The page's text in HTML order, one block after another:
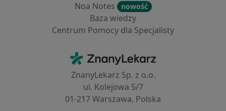
Noa Notes
nowość
Baza wiedzy
Centrum Pomocy dla Specjalisty
ZnanyLekarz - Strona główna
ZnanyLekarz Sp. z o.o.
ul. Kolejowa 5/7
01-217 Warszawa, Polska